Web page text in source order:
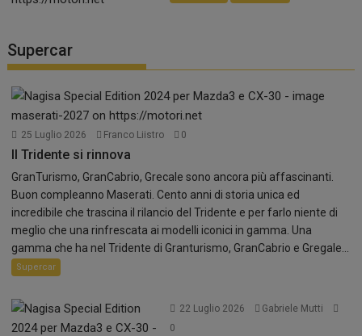
Supercar
25 Luglio 2026 Franco Liistro 0
Il Tridente si rinnova
GranTurismo, GranCabrio, Grecale sono ancora più affascinanti.
Buon compleanno Maserati. Cento anni di storia unica ed
incredibile che trascina il rilancio del Tridente e per farlo niente di
meglio che una rinfrescata ai modelli iconici in gamma. Una
gamma che ha nel Tridente di Granturismo, GranCabrio e Gregale...
Supercar
22 Luglio 2026
Gabriele Mutti
0